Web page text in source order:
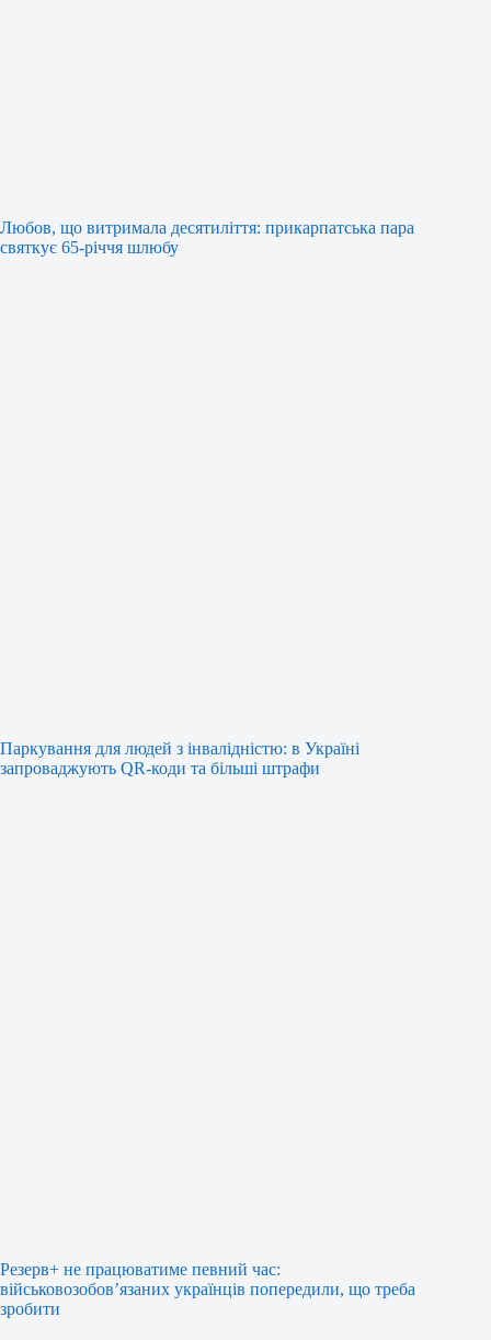
Любов, що витримала десятиліття: прикарпатська пара
святкує 65-річчя шлюбу
Паркування для людей з інвалідністю: в Україні
запроваджують QR-коди та більші штрафи
Резерв+ не працюватиме певний час:
військовозобов’язаних українців попередили, що треба
зробити